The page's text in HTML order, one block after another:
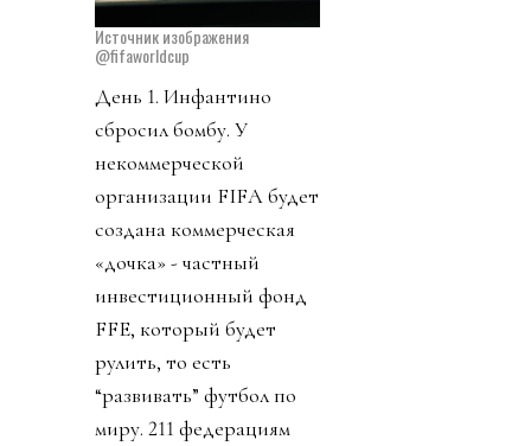
Источник изображения
@fifaworldcup
День 1. Инфантино
сбросил бомбу. У
некоммерческой
организации FIFA будет
создана коммерческая
«дочка» - частный
инвестиционный фонд
FFE, который будет
рулить, то есть
“развивать” футбол по
миру. 211 федерациям